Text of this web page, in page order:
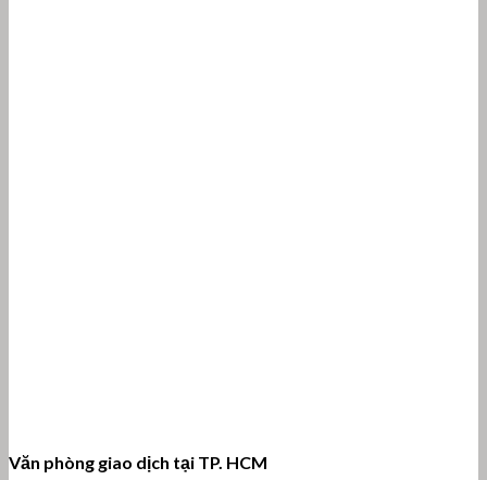
Văn phòng giao dịch tại TP. HCM